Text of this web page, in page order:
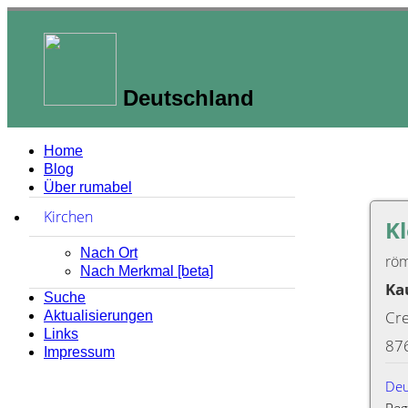
Deutschland
Home
Blog
Über rumabel
Kirchen
Nach Ort
Nach Merkmal [beta]
Suche
Aktualisierungen
Links
Impressum